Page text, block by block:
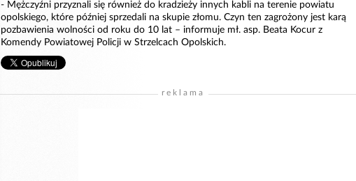
- Mężczyźni przyznali się również do kradzieży innych kabli na terenie powiatu
opolskiego, które później sprzedali na skupie złomu. Czyn ten zagrożony jest karą
pozbawienia wolności od roku do 10 lat – informuje mł. asp. Beata Kocur z
Komendy Powiatowej Policji w Strzelcach Opolskich.
reklama